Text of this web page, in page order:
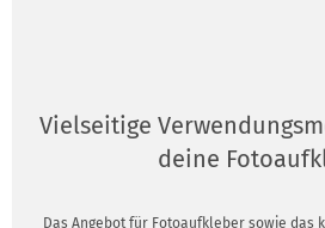
Vielseitige
deine
Das Angebot für Fotoaufkleber sowie das